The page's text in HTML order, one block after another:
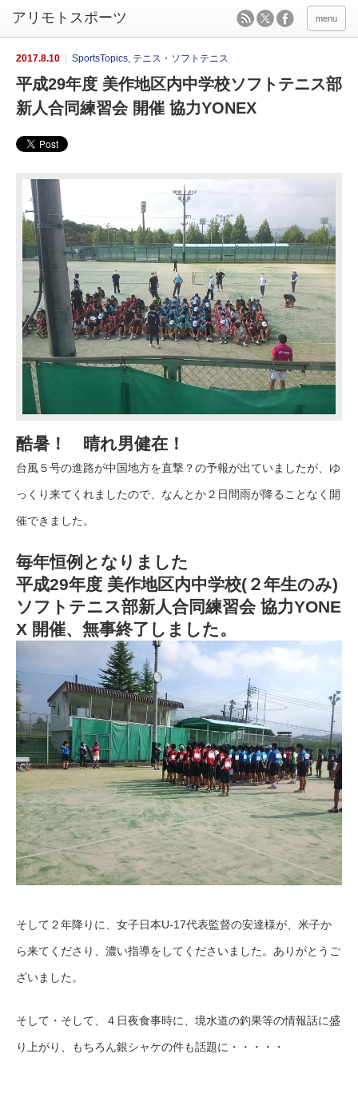
menu
2017.8.10 SportsTopics, テニス・ソフトテニス
平成29年度 美作地区内中学校ソフトテニス部
新人合同練習会 開催 協力YONEX
酷暑！ 晴れ男健在！
台風５号の進路が中国地方を直撃？の予報が出ていましたが、ゆ
っくり来てくれましたので、なんとか２日間雨が降ることなく開
催できました。
毎年恒例となりました
平成29年度 美作地区内中学校(２年生のみ)
ソフトテニス部新人合同練習会 協力YONE
X 開催、無事終了しました。
そして２年降りに、女子日本U-17代表監督の安達様が、米子か
ら来てくださり、濃い指導をしてくださいました。ありがとうご
ざいました。
そして・そして、４日夜食事時に、境水道の釣果等の情報話に盛
り上がり、もちろん銀シャケの件も話題に・・・・・